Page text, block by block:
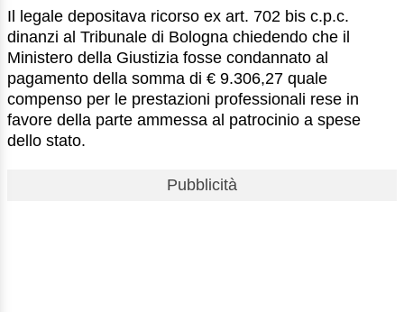
Il legale depositava ricorso ex art. 702 bis c.p.c.
dinanzi al Tribunale di Bologna chiedendo che il
Ministero della Giustizia fosse condannato al
pagamento della somma di € 9.306,27 quale
compenso per le prestazioni professionali rese in
favore della parte ammessa al patrocinio a spese
dello stato.
Pubblicità